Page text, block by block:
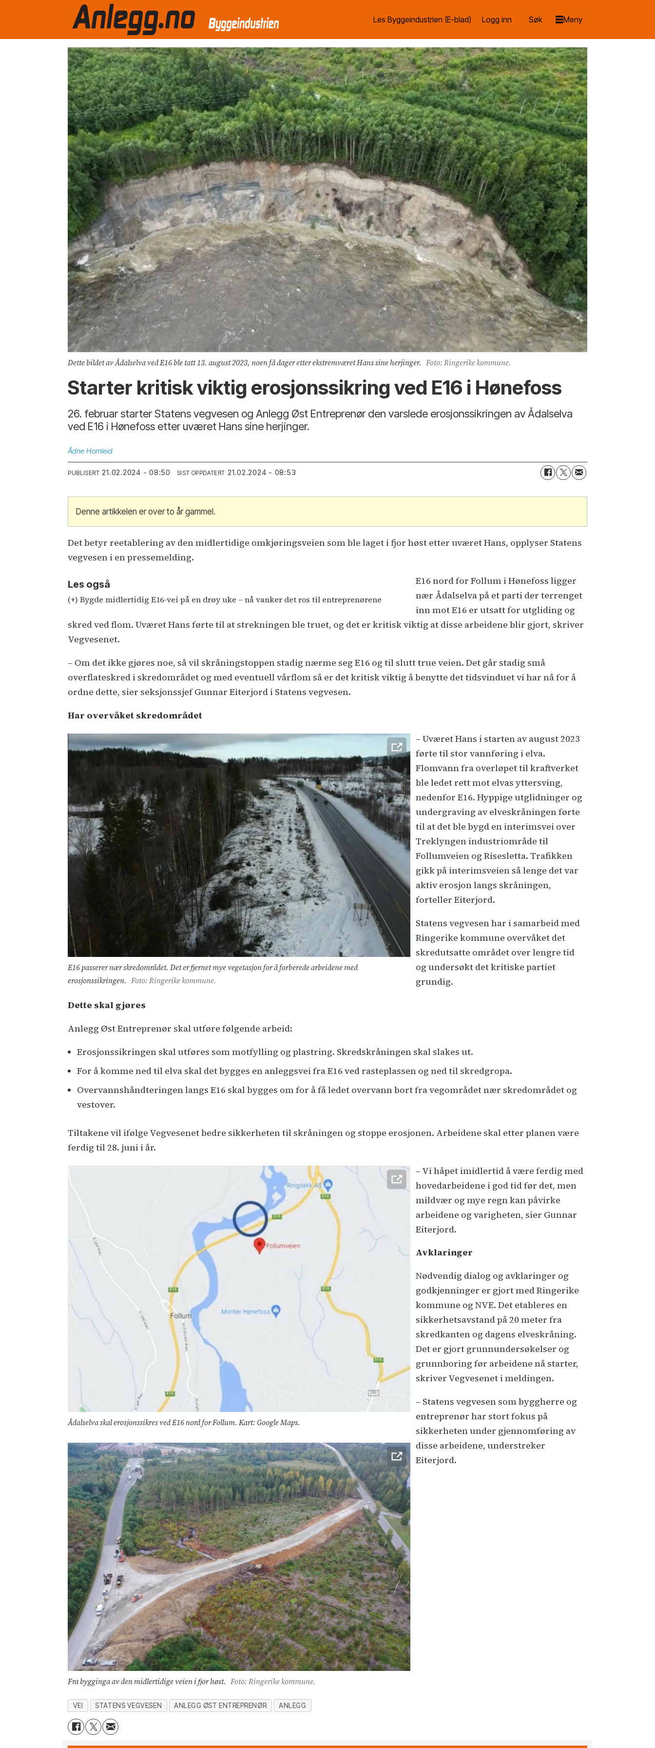
Les Byggeindustrien (E-blad) Logg inn
Dette bildet av Ådalselva ved E16 ble tatt 13. august 2023, noen få dager etter ekstremværet Hans sine herjinger. Foto: Ringerike kommune.
Starter kritisk viktig erosjonssikring ved E16 i Hønefoss
26. februar starter Statens vegvesen og Anlegg Øst Entreprenør den varslede erosjonssikringen av Ådalselva
ved E16 i Hønefoss etter uværet Hans sine herjinger.
Ådne Homleid
PUBLISERT 21.02.2024 - 08:50 SIST OPPDATERT 21.02.2024 - 08:53
Denne artikkelen er over to år gammel.
Det betyr reetablering av den midlertidige omkjøringsveien som ble laget i fjor høst etter uværet Hans, opplyser Statens
vegvesen i en pressemelding.
Les også
(+) Bygde midlertidig E16-vei på en drøy uke – nå vanker det ros til entreprenørene
E16 nord for Follum i Hønefoss ligger
nær Ådalselva på et parti der terrenget
inn mot E16 er utsatt for utgliding og
skred ved flom. Uværet Hans førte til at strekningen ble truet, og det er kritisk viktig at disse arbeidene blir gjort, skriver
Vegvesenet.
– Om det ikke gjøres noe, så vil skråningstoppen stadig nærme seg E16 og til slutt true veien. Det går stadig små
overflateskred i skredområdet og med eventuell vårflom så er det kritisk viktig å benytte det tidsvinduet vi har nå for å
ordne dette, sier seksjonssjef Gunnar Eiterjord i Statens vegvesen.
Har overvåket skredområdet
E16 passerer nær skredområdet. Det er fjernet mye vegetasjon for å forberede arbeidene med
erosjonssikringen. Foto: Ringerike kommune.
– Uværet Hans i starten av august 2023
førte til stor vannføring i elva.
Flomvann fra overløpet til kraftverket
ble ledet rett mot elvas yttersving,
nedenfor E16. Hyppige utglidninger og
undergraving av elveskråningen førte
til at det ble bygd en interimsvei over
Treklyngen industriområde til
Follumveien og Risesletta. Trafikken
gikk på interimsveien så lenge det var
aktiv erosjon langs skråningen,
forteller Eiterjord.
Statens vegvesen har i samarbeid med
Ringerike kommune overvåket det
skredutsatte området over lengre tid
og undersøkt det kritiske partiet
grundig.
Dette skal gjøres
Anlegg Øst Entreprenør skal utføre følgende arbeid:
Erosjonssikringen skal utføres som motfylling og plastring. Skredskråningen skal slakes ut.
For å komme ned til elva skal det bygges en anleggsvei fra E16 ved rasteplassen og ned til skredgropa.
Overvannshåndteringen langs E16 skal bygges om for å få ledet overvann bort fra vegområdet nær skredområdet og
vestover.
Tiltakene vil ifølge Vegvesenet bedre sikkerheten til skråningen og stoppe erosjonen. Arbeidene skal etter planen være
ferdig til 28. juni i år.
Ådalselva skal erosjonssikres ved E16 nord for Follum. Kart: Google Maps.
– Vi håpet imidlertid å være ferdig med
hovedarbeidene i god tid før det, men
mildvær og mye regn kan påvirke
arbeidene og varigheten, sier Gunnar
Eiterjord.
Avklaringer
Fra bygginga av den midlertidige veien i fjor høst. Foto: Ringerike kommune.
Nødvendig dialog og avklaringer og
godkjenninger er gjort med Ringerike
kommune og NVE. Det etableres en
sikkerhetsavstand på 20 meter fra
skredkanten og dagens elveskråning.
Det er gjort grunnundersøkelser og
grunnboring før arbeidene nå starter,
skriver Vegvesenet i meldingen.
– Statens vegvesen som byggherre og
entreprenør har stort fokus på
sikkerheten under gjennomføring av
disse arbeidene, understreker
Eiterjord.
VEI STATENS VEGVESEN ANLEGG ØST ENTREPRENØR ANLEGG